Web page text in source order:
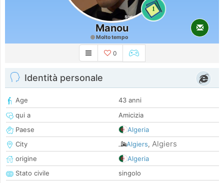
1
Manou
Molto tempo
0
Identità personale
Age
43 anni
qui a
Amicizia
Paese
Algeria
City
Algiers, Algiers
origine
Algeria
Stato civile
singolo